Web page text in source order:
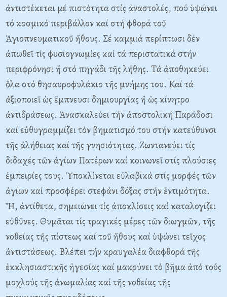
ἀντιστέκεται μέ πιστότητα στίς ἀναστολές, πού ὑψώνει
τό κοσμικό περιβάλλον καί στή φθορά τοῦ
Ἁγιοπνευματικοῦ ἤθους. Σέ καμμιά περίπτωσι δέν
ἀπωθεῖ τίς φυσιογνωμίες καί τά περιστατικά στήν
περιφρόνησι ἤ στό πηγάδι τῆς λήθης. Tά ἀποθηκεύει
ὅλα στό θησαυροφυλάκιο τῆς μνήμης του. Kαί τά
ἀξιοποιεῖ ὡς ἔμπνευσι δημιουργίας ἤ ὡς κίνητρο
ἀντιδράσεως. Ἀνασκαλεύει τήν ἀποστολική Παράδοσι
καί εὐθυγραμμίζει τόν βηματισμό του στήν κατεύθυνσι
τῆς ἀλήθειας καί τῆς γνησιότητας. Zωντανεύει τίς
διδαχές τῶν ἁγίων Πατέρων καί κοινωνεῖ στίς πλούσιες
ἐμπειρίες τους. Ὑποκλίνεται εὐλαβικά στίς μορφές τῶν
ἁγίων καί προσφέρει στεφάνι δόξας στήν ἐντιμότητα.
Ἤ, ἀντίθετα, σημειώνει τίς ἀποκλίσεις καί καταλογίζει
εὐθῦνες. Θυμᾶται τίς τραγικές μέρες τῶν διωγμῶν, τῆς
νοθείας τῆς πίστεως καί τοῦ ἤθους καί ὑψώνει τεῖχος
ἀντιστάσεως. Bλέπει τήν κραυγαλέα διαφθορά τῆς
ἐκκλησιαστικῆς ἡγεσίας καί μακρύνει τό βῆμα ἀπό τούς
μοχλούς τῆς ἀνωμαλίας καί τῆς νοθείας τῆς